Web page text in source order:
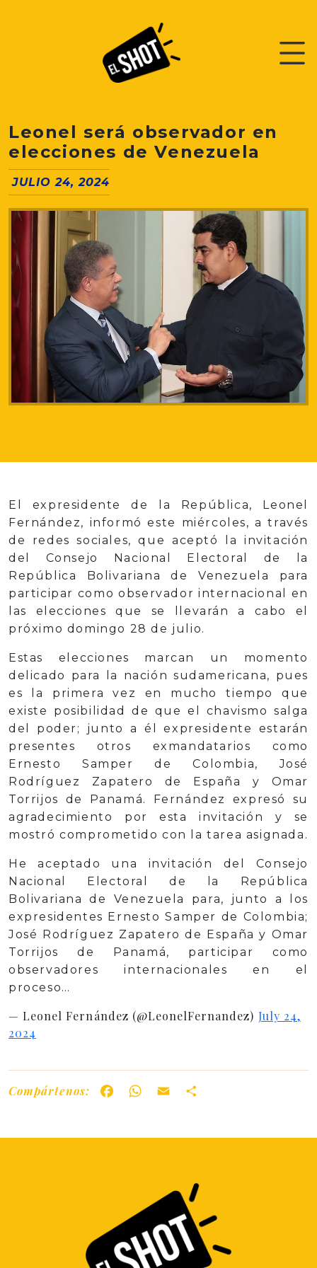
Leonel será observador en
elecciones de Venezuela
JULIO 24, 2024
El expresidente de la República, Leonel
Fernández, informó este miércoles, a través
de redes sociales, que aceptó la invitación
del Consejo Nacional Electoral de la
República Bolivariana de Venezuela para
participar como observador internacional en
las elecciones que se llevarán a cabo el
próximo domingo 28 de julio.
Estas elecciones marcan un momento
delicado para la nación sudamericana, pues
es la primera vez en mucho tiempo que
existe posibilidad de que el chavismo salga
del poder; junto a él expresidente estarán
presentes otros exmandatarios como
Ernesto Samper de Colombia, José
Rodríguez Zapatero de España y Omar
Torrijos de Panamá. Fernández expresó su
agradecimiento por esta invitación y se
mostró comprometido con la tarea asignada.
He aceptado una invitación del Consejo
Nacional Electoral de la República
Bolivariana de Venezuela para, junto a los
expresidentes Ernesto Samper de Colombia;
José Rodríguez Zapatero de España y Omar
Torrijos de Panamá, participar como
observadores internacionales en el
proceso…
— Leonel Fernández (@LeonelFernandez) July 24,
2024
Compártenos: FacebookWhatsApp
Email